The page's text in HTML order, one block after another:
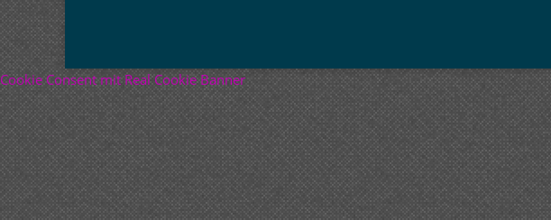
Cookie Consent mit Real Cookie Banner